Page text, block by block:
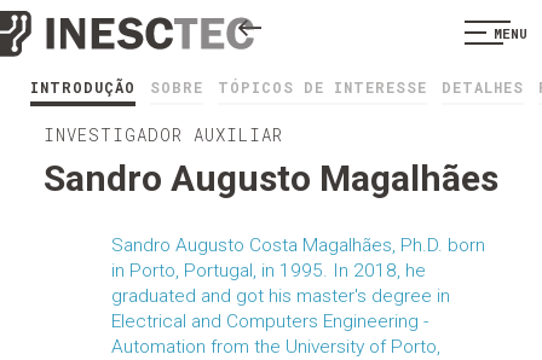
MENU
INTRODUÇÃO SOBRE TÓPICOS DE INTERESSE DETALHES
INVESTIGADOR AUXILIAR
Sandro Augusto Magalhães
Sandro Augusto Costa Magalhães, Ph.D. born
in Porto, Portugal, in 1995. In 2018, he
graduated and got his master's degree in
Electrical and Computers Engineering -
Automation from the University of Porto,